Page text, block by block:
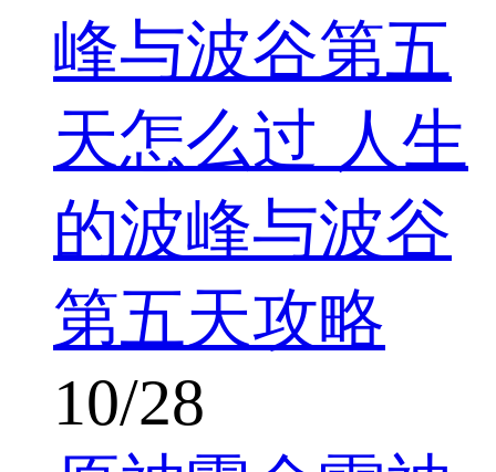
峰与波谷第五
天怎么过 人生
的波峰与波谷
第五天攻略
10/28